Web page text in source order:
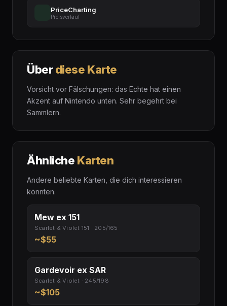
PriceCharting
Preisverlauf
Überdiese Karte
Vorsicht vor Fälschungen: das Echte hat einen
Akzent auf Nintendo unten. Sehr begehrt bei
Sammlern.
Ähnliche Karten
Andere beliebte Karten, die dich interessieren
könnten.
Mew ex 151
Scarlet & Violet 151 · 205/165
~$55
Gardevoir ex SAR
Scarlet & Violet · 245/198
~$105